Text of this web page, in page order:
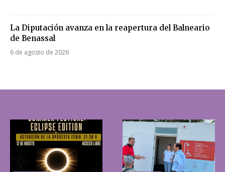
La Diputación avanza en la reapertura del Balneario
de Benassal
6 de agosto de 2026